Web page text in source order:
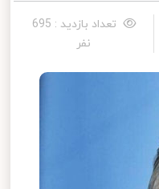
تعداد بازدید : 695
نفر